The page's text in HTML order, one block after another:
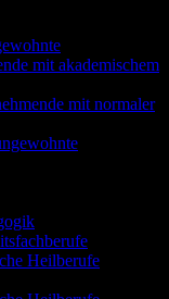
mit akademischem
mit normaler
Heilberufe